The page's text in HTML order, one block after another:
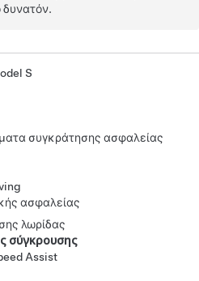
δυνατόν.
S
συγκράτησης ασφαλείας
ασφαλείας
λωρίδας
σύγκρουσης
Assist